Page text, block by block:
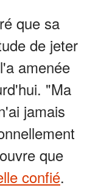
que sa
de jeter
amenée
"Ma
jamais
que
confié.